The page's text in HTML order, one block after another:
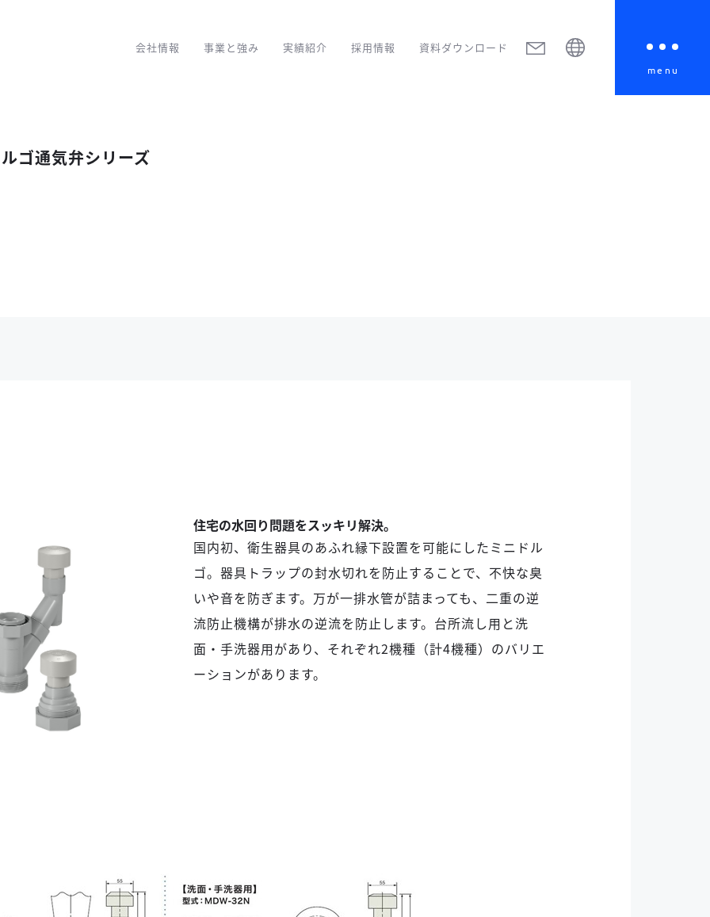
会社情報 事業と強み 実績紹介 採用情報 資料ダウンロード
ゴ通気弁シリーズ
住宅の水回り問題をスッキリ解決。
国内初、衛生器具のあふれ縁下設置を可能にしたミニドル
ゴ。器具トラップの封水切れを防止することで、不快な臭
いや音を防ぎます。万が一排水管が詰まっても、二重の逆
流防止機構が排水の逆流を防止します。台所流し用と洗
面・手洗器用があり、それぞれ2機種（計4機種）のバリエ
ーションがあります。
menu